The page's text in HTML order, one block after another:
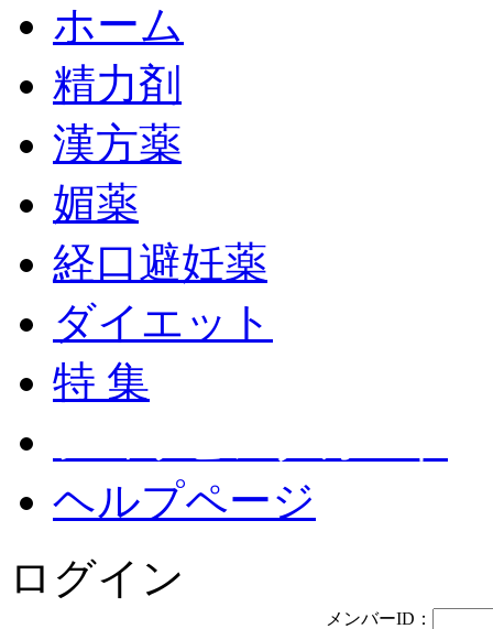
ホーム
精力剤
漢方薬
媚薬
経口避妊薬
ダイエット
特 集
ヘルプページ
ログイン
メンバーID：